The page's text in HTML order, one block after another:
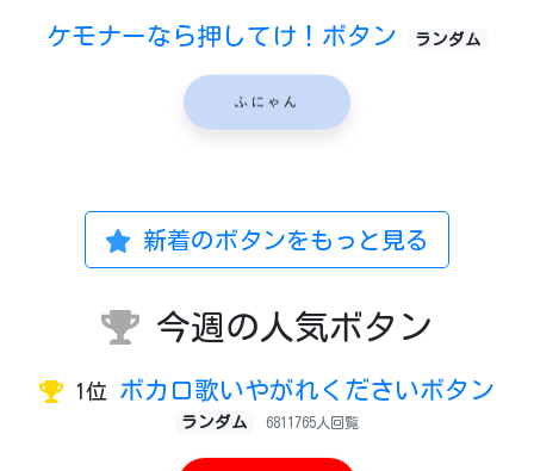
ケモナーなら押してけ！ボタン ランダム
ふにゃん
新着のボタンをもっと見る
今週の人気ボタン
1位 ボカロ歌いやがれくださいボタン
ランダム 6811765人回覧